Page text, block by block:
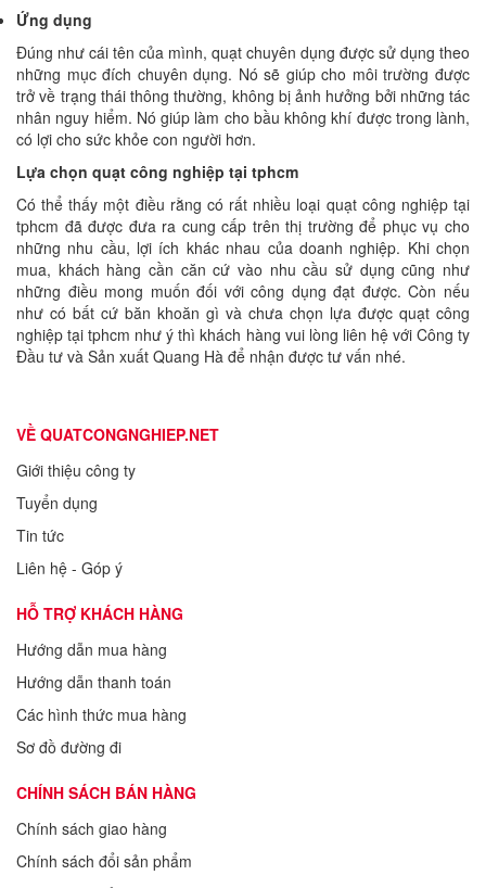
Ứng dụng
Đúng như cái tên của mình, quạt chuyên dụng được sử dụng theo
những mục đích chuyên dụng. Nó sẽ giúp cho môi trường được
trở về trạng thái thông thường, không bị ảnh hưởng bởi những tác
nhân nguy hiểm. Nó giúp làm cho bầu không khí được trong lành,
có lợi cho sức khỏe con người hơn.
Lựa chọn quạt công nghiệp tại tphcm
Có thể thấy một điều rằng có rất nhiều loại quạt công nghiệp tại
tphcm đã được đưa ra cung cấp trên thị trường để phục vụ cho
những nhu cầu, lợi ích khác nhau của doanh nghiệp. Khi chọn
mua, khách hàng cần căn cứ vào nhu cầu sử dụng cũng như
những điều mong muốn đối với công dụng đạt được. Còn nếu
như có bất cứ băn khoăn gì và chưa chọn lựa được quạt công
nghiệp tại tphcm như ý thì khách hàng vui lòng liên hệ với Công ty
Đầu tư và Sản xuất Quang Hà để nhận được tư vấn nhé.
VỀ QUATCONGNGHIEP.NET
Giới thiệu công ty
Tuyển dụng
Tin tức
Liên hệ - Góp ý
HỖ TRỢ KHÁCH HÀNG
Hướng dẫn mua hàng
Hướng dẫn thanh toán
Các hình thức mua hàng
Sơ đồ đường đi
CHÍNH SÁCH BÁN HÀNG
Chính sách giao hàng
Chính sách đổi sản phẩm